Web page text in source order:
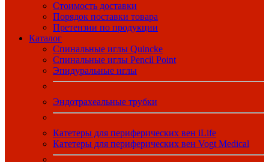
Стоимость доставки
Порядок поставки товара
Претензии по продукции
Каталог
Спинальные иглы Quincke
Спинальные иглы Pencil Point
Эпидуральные иглы
Эндотрахеальные трубки
Катетеры для периферических вен iLife
Катетеры для периферических вен Vogt Medical